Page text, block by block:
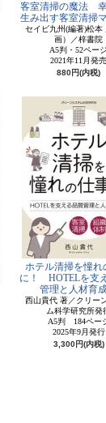
客室清掃の魔法
生み出す客室清掃
セイビ九州(編著)松本
画）／梓書院
A5判・52ペー
2021年11月発売
880円(内税)
ホテル清掃を憧れ
に！ HOTELを支
管理と人材育
西山貴代 著／クリー
ム科学研究所発
A5判 184ペー
2025年9月発行
3,300円(内税)